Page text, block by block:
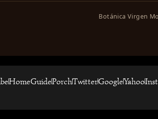
Botánica Virgen
HomeGuidePorchTwitterGoogleYahoo